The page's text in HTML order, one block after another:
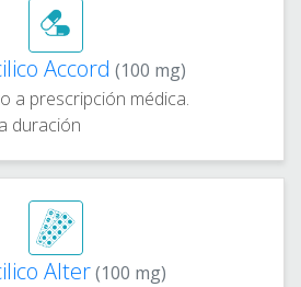
Accord (100 mg)
a prescripción médica.
duración
Alter(100 mg)